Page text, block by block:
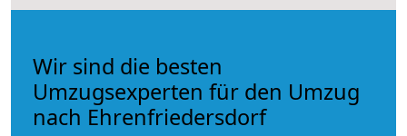
Wir sind die besten
Umzugsexperten für den Umzug
nach Ehrenfriedersdorf